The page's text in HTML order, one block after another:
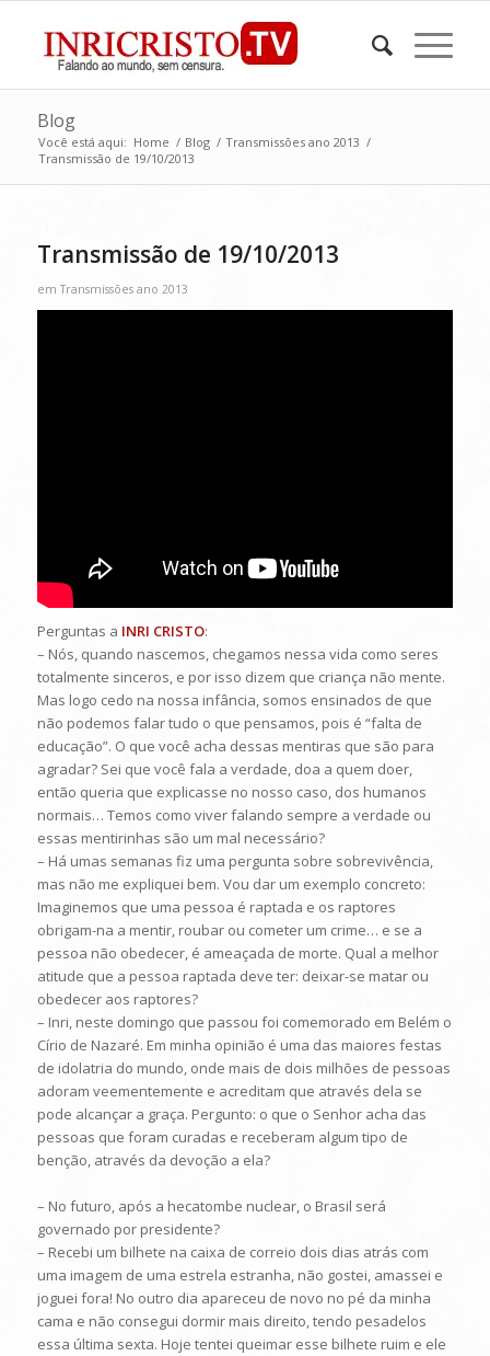
Blog
Você está aqui: Home / Blog / Transmissões ano 2013 /
Transmissão de 19/10/2013
Transmissão de 19/10/2013
emTransmissões ano 2013
Perguntas a INRI CRISTO:
– Nós, quando nascemos, chegamos nessa vida como seres
totalmente sinceros, e por isso dizem que criança não mente.
Mas logo cedo na nossa infância, somos ensinados de que
não podemos falar tudo o que pensamos, pois é “falta de
educação”. O que você acha dessas mentiras que são para
agradar? Sei que você fala a verdade, doa a quem doer,
então queria que explicasse no nosso caso, dos humanos
normais… Temos como viver falando sempre a verdade ou
essas mentirinhas são um mal necessário?
– Há umas semanas fiz uma pergunta sobre sobrevivência,
mas não me expliquei bem. Vou dar um exemplo concreto:
Imaginemos que uma pessoa é raptada e os raptores
obrigam-na a mentir, roubar ou cometer um crime… e se a
pessoa não obedecer, é ameaçada de morte. Qual a melhor
atitude que a pessoa raptada deve ter: deixar-se matar ou
obedecer aos raptores?
– Inri, neste domingo que passou foi comemorado em Belém o
Círio de Nazaré. Em minha opinião é uma das maiores festas
de idolatria do mundo, onde mais de dois milhões de pessoas
adoram veementemente e acreditam que através dela se
pode alcançar a graça. Pergunto: o que o Senhor acha das
pessoas que foram curadas e receberam algum tipo de
benção, através da devoção a ela?
– No futuro, após a hecatombe nuclear, o Brasil será
governado por presidente?
– Recebi um bilhete na caixa de correio dois dias atrás com
uma imagem de uma estrela estranha, não gostei, amassei e
joguei fora! No outro dia apareceu de novo no pé da minha
cama e não consegui dormir mais direito, tendo pesadelos
essa última sexta. Hoje tentei queimar esse bilhete ruim e ele